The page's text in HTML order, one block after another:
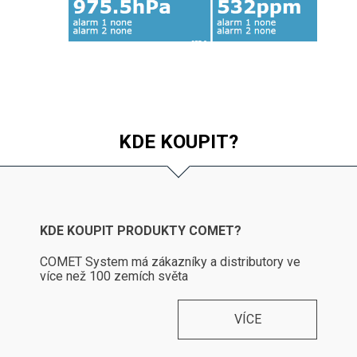
KDE KOUPIT?
KDE KOUPIT PRODUKTY COMET?
COMET System má zákazníky a distributory ve
více než 100 zemích světa
VÍCE